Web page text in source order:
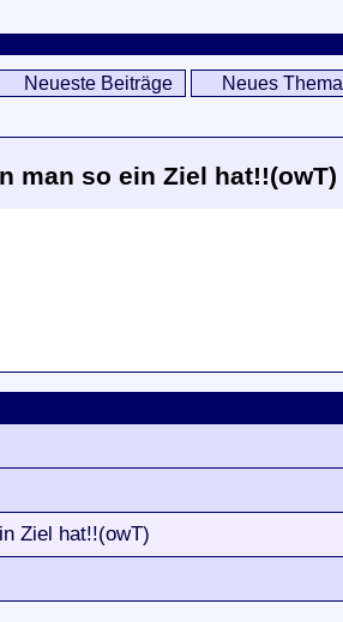
Neueste Beiträge Neues Thema
man so ein Ziel hat!!(owT)
Ziel hat!!(owT)